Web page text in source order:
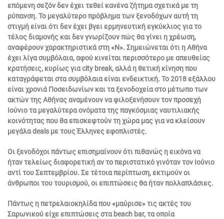
επόμενη σεζόν δεν έχει τεθεί κανένα ζήτημα σχετικά με τη
ρύπανση. Το μεγαλύτερο πρόβλημα των ξενοδόχων αυτή τη
στιγμή είναι ότι δεν έχει βγει ερμηνευτική εγκύκλιος για το
τέλος διαμονής και δεν γνωρίζουν πώς θα γίνει η χρέωση,
αναφέρουν χαρακτηριστικά στη «Ν». Σημειώνεται ότι η Αθήνα
έχει λίγα συμβόλαια, αφού κινείται περισσότερο με απευθείας
κρατήσεις, κυρίως για city break, αλλά η θετική κίνηση που
καταγράφεται στα συμβόλαια είναι ενδεικτική. Το 2018 εξάλλου
είναι χρονιά Ποσειδωνίων και τα ξενοδοχεία στο μέτωπο των
ακτών της Αθήνας αναμένουν να φιλοξενήσουν τον προσεχή
Ιούνιο τα μεγαλύτερα ονόματα της παγκόσμιας ναυτιλιακής
κοινότητας που θα επισκεφτούν τη χώρα μας για να κλείσουν
μεγάλα deals με τους Έλληνες εφοπλιστές.
Οι ξενοδόχοι πάντως επισημαίνουν ότι πιθανώς η εικόνα να
ήταν τελείως διαφορετική αν το περιστατικό γινόταν τον Ιούνιο
αντί του Σεπτεμβρίου. Σε τέτοια περίπτωση, εκτιμούν οι
άνθρωποι του τουρισμού, οι επιπτώσεις θα ήταν πολλαπλάσιες.
Πάντως η πετρελαιοκηλίδα που «μαύρισε» τις ακτές του
Σαρωνικού είχε επιπτώσεις στα beach bar, τα οποία